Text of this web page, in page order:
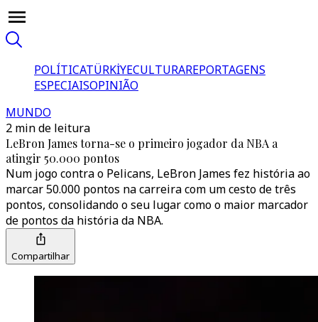
POLÍTICATÜRKİYECULTURAREPORTAGENS
ESPECIAISOPINIÃO
MUNDO
2 min de leitura
LeBron James torna-se o primeiro jogador da NBA a
atingir 50.000 pontos
Num jogo contra o Pelicans, LeBron James fez história ao
marcar 50.000 pontos na carreira com um cesto de três
pontos, consolidando o seu lugar como o maior marcador
de pontos da história da NBA.
Compartilhar